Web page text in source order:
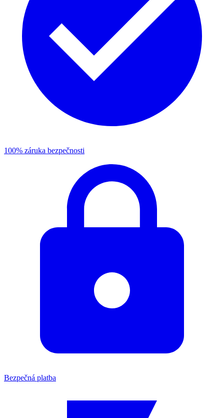
100% záruka bezpečnosti
Bezpečná platba